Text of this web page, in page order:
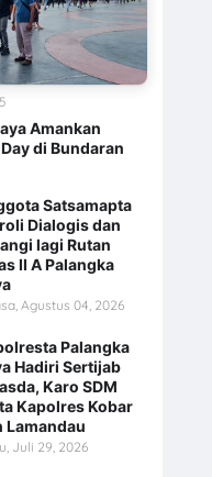
Amankan
di Bundaran
Satsamapta
Dialogis dan
lagi Rutan
II A Palangka
Agustus 04, 2026
Palangka
Hadiri Sertijab
Karo SDM
Kapolres Kobar
Lamandau
Juli 29, 2026